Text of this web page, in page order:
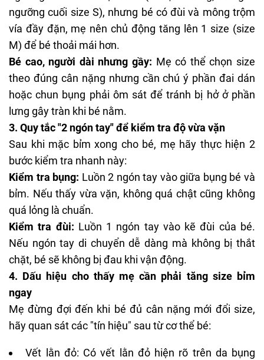
ngưỡng cuối size S), nhưng bé có đùi và mông trộm
vía đầy đặn, mẹ nên chủ động tăng lên 1 size (size
M) để bé thoải mái hơn.
Bé cao, người dài nhưng gầy: Mẹ có thể chọn size
theo đúng cân nặng nhưng cần chú ý phần đai dán
hoặc chun bụng phải ôm sát để tránh bị hở ở phần
lưng gây tràn khi bé nằm.
3. Quy tắc "2 ngón tay" để kiểm tra độ vừa vặn
Sau khi mặc bỉm xong cho bé, mẹ hãy thực hiện 2
bước kiểm tra nhanh này:
Kiểm tra bụng: Luồn 2 ngón tay vào giữa bụng bé và
bỉm. Nếu thấy vừa vặn, không quá chật cũng không
quá lỏng là chuẩn.
Kiểm tra đùi: Luồn 1 ngón tay vào kẽ đùi của bé.
Nếu ngón tay di chuyển dễ dàng mà không bị thắt
chặt, bé sẽ không bị đau khi vận động.
4. Dấu hiệu cho thấy mẹ cần phải tăng size bỉm
ngay
Mẹ đừng đợi đến khi bé đủ cân nặng mới đổi size,
hãy quan sát các "tín hiệu" sau từ cơ thể bé:
Vết lằn đỏ: Có vết lằn đỏ hiện rõ trên da bụng